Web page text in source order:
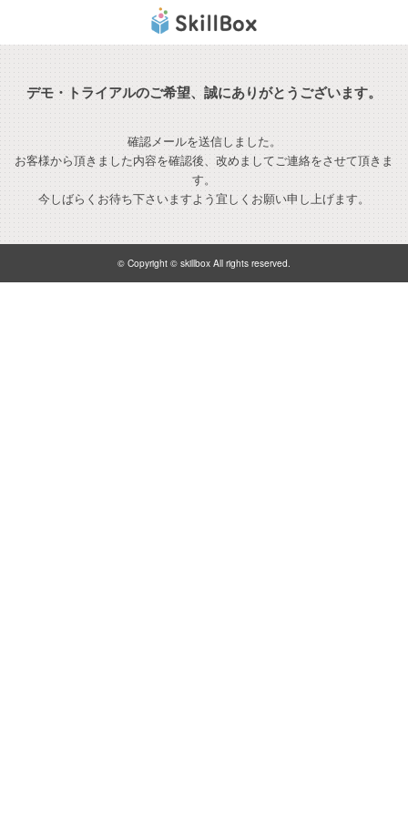
デモ・トライアルのご希望、誠にありがとうございます。
確認メールを送信しました。
お客様から頂きました内容を確認後、改めましてご連絡をさせて頂きま
す。
今しばらくお待ち下さいますよう宜しくお願い申し上げます。
© Copyright © skillbox All rights reserved.